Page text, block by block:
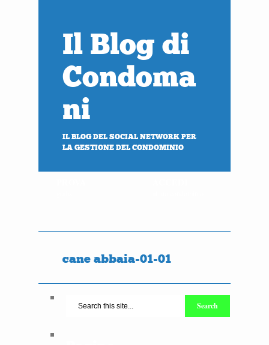
Il Blog di
Condoma
ni
IL BLOG DEL SOCIAL NETWORK PER
LA GESTIONE DEL CONDOMINIO
cane abbaia-01-01